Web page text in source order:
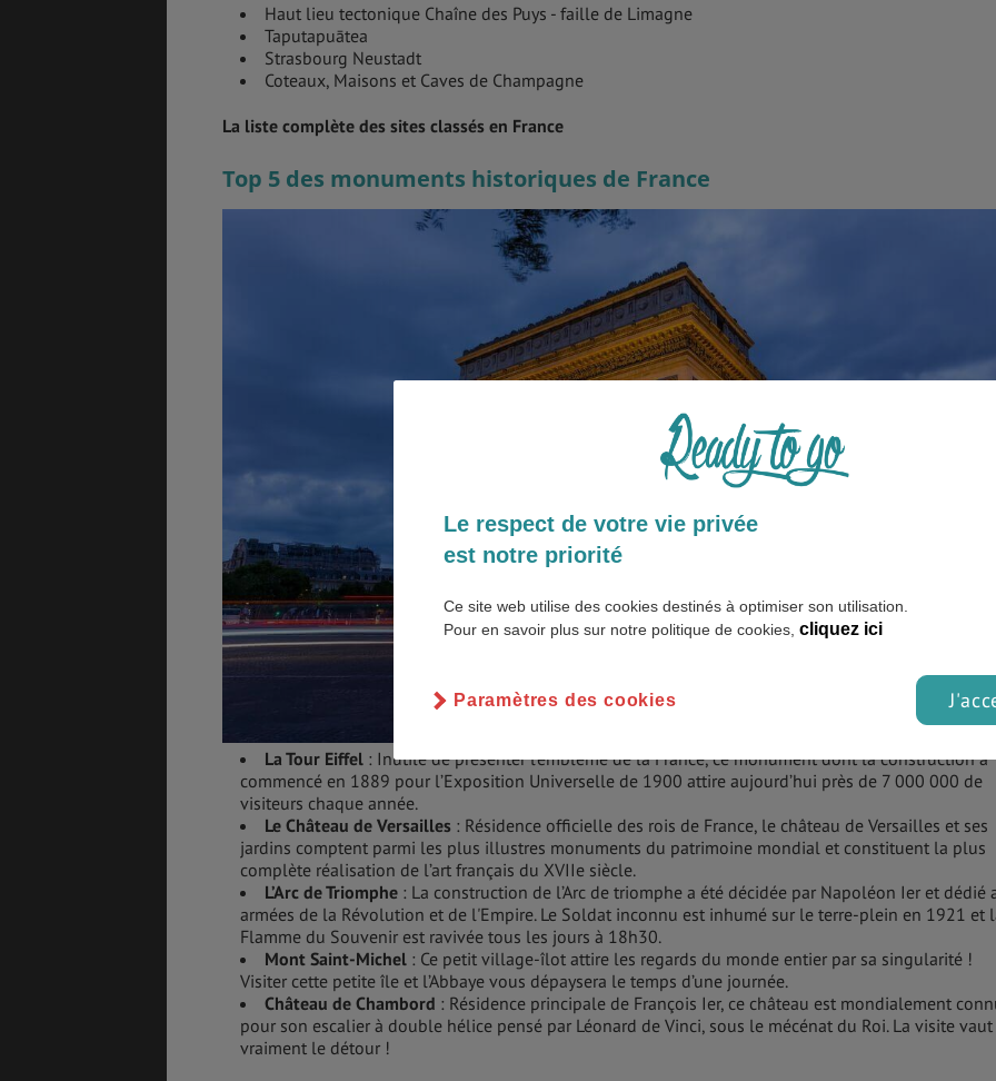
Haut lieu tectonique Chaîne des Puys - faille de Limagne
Taputapuātea
Strasbourg Neustadt
Coteaux, Maisons et Caves de Champagne
La liste complète des sites classés en France
Top 5 des monuments historiques de France
La Tour Eiffel : Inutile de présenter l’emblème de la France, ce monument dont la construction a
commencé en 1889 pour l’Exposition Universelle de 1900 attire aujourd’hui près de 7 000 000 de
visiteurs chaque année.
Le Château de Versailles : Résidence officielle des rois de France, le château de Versailles et ses
jardins comptent parmi les plus illustres monuments du patrimoine mondial et constituent la plus
complète réalisation de l’art français du XVIIe siècle.
L’Arc de Triomphe : La construction de l’Arc de triomphe a été décidée par Napoléon Ier et dédié
armées de la Révolution et de l'Empire. Le Soldat inconnu est inhumé sur le terre-plein en 1921 et
Flamme du Souvenir est ravivée tous les jours à 18h30.
Mont Saint-Michel : Ce petit village-îlot attire les regards du monde entier par sa singularité !
Visiter cette petite île et l’Abbaye vous dépaysera le temps d’une journée.
Château de Chambord : Résidence principale de François Ier, ce château est mondialement
pour son escalier à double hélice pensé par Léonard de Vinci, sous le mécénat du Roi. La visite vaut
vraiment le détour !
Le respect de votre vie privée
est notre priorité
Ce site web utilise des cookies destinés à optimiser son utilisation.
Pour en savoir plus sur notre politique de cookies, cliquez ici
Paramètres des cookies